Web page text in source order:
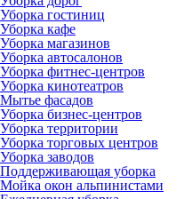
Уборка гостиниц
Уборка кафе
Уборка магазинов
Уборка автосалонов
Уборка фитнес-центров
Уборка кинотеатров
Мытье фасадов
Уборка бизнес-центров
Уборка территории
Уборка торговых центров
Уборка заводов
Поддерживающая уборка
Мойка окон альпинистами